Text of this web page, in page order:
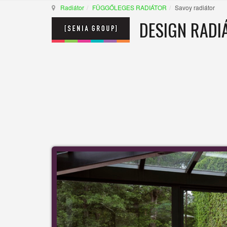
Radiátor FÜGGŐLEGES RADIÁTOR Savoy radiátor
DESIGN